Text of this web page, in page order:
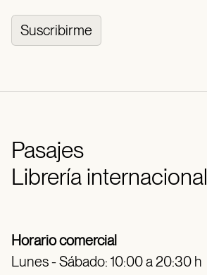
Suscribirme
Pasajes
Librería internacional
Horario comercial
Lunes - Sábado: 10:00 a 20:30 h